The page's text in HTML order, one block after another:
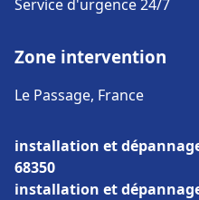
Service d'urgence 24/7
Zone intervention
Le Passage, France
installation et
68350
installation et